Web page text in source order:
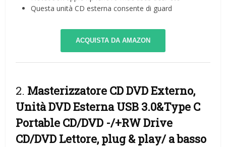
Questa unità CD esterna consente di guard
ACQUISTA DA AMAZON
2. Masterizzatore CD DVD Externo,
Unità DVD Esterna USB 3.0&Type C
Portable CD/DVD -/+RW Drive
CD/DVD Lettore, plug & play/ a basso